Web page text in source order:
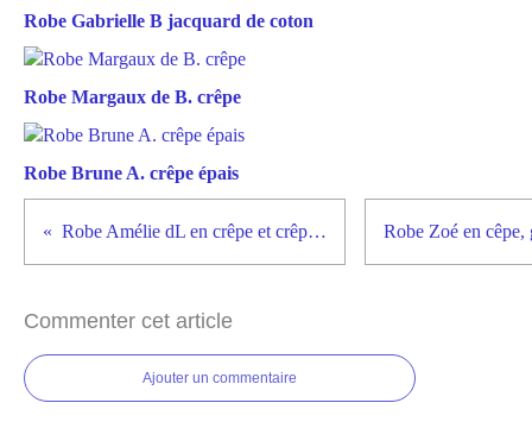
Robe Gabrielle B jacquard de coton
Robe Margaux de B. crêpe
Robe Brune A. crêpe épais
Robe Amélie dL en crêpe et crêpe georgette de soie
Commenter cet article
Ajouter un commentaire